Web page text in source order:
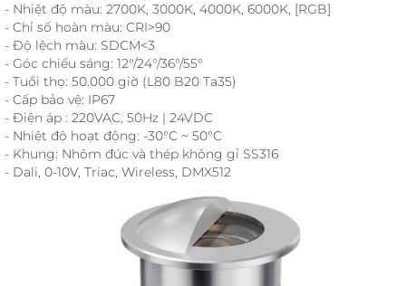
- Nhiệt độ màu: 2700K, 3000K, 4000K, 6000K, [RGB]
- Chỉ số hoàn màu: CRI>90
- Độ lệch màu: SDCM<3
- Góc chiếu sáng: 12°/24°/36°/55°
- Tuổi thọ: 50.000 giờ (L80 B20 Ta35)
- Cấp bảo vệ: IP67
- Điện áp : 220VAC, 50Hz | 24VDC
- Nhiệt độ hoạt động: -30°C ~ 50°C
- Khung: Nhôm đúc và thép không gỉ SS316
- Dali, 0-10V, Triac, Wireless, DMX512